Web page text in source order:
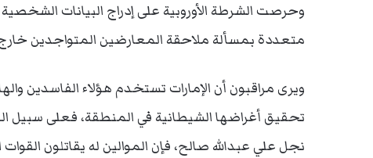
وحرصت الشرطة الأوروبية على إدراج البيانات
متعددة بمسألة ملاحقة المعارضين المتواجدين خارج
ويرى مراقبون أن الإمارات تستخدم هؤلاء الفاسدين
تحقيق أغراضها الشيطانية في المنطقة، فعلى سبيل
نجل علي عبدالله صالح، فإن الموالين له يقاتلون